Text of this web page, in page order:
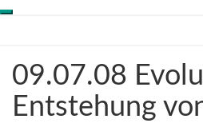
Toggle
Wissenschaft aus
09.07.08
Evolutionäre
Entstehung
von
09.07.08
Entstehung